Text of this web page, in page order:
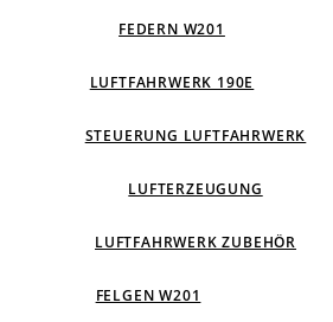
FEDERN W201
LUFTFAHRWERK 190E
STEUERUNG LUFTFAHRWERK
LUFTERZEUGUNG
LUFTFAHRWERK ZUBEHÖR
FELGEN W201